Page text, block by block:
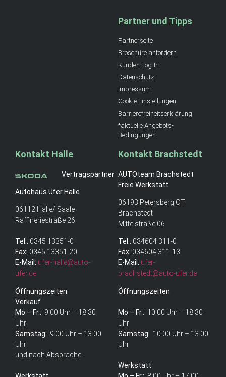
Partner und Tipps
Partnerseite
Broschüre anfordern
Kunden Log-In
Datenschutz
Impressum
Cookie Einstellungen
Barrierefreiheitserklärung
*aktuelle Angebots-
Bedingungen
Kontakt Halle
Vertragspartner
Autohaus Ufer Halle
06112 Halle/ Saale
Raffineriestraße 26
Tel.: 0345 13351-0
Fax: 0345 13351-20
E-Mail: ufer-halle@auto-
ufer.de
Öffnungszeiten
Verkauf
Mo – Fr.: 9.00 Uhr – 18.30
Uhr
Samstag: 9.00 Uhr – 13.00
Uhr
und nach Absprache
Kontakt Brachstedt
AUTOteam Brachstedt
Freie Werkstatt
06193 Petersberg OT
Brachstedt
Mittelstraße 06
Tel.: 034604 311-0
Fax: 034604 311-13
E-Mail: ufer-
brachstedt@auto-ufer.de
Öffnungszeiten
Mo – Fr.: 10.00 Uhr – 18.30
Uhr
Samstag: 10.00 Uhr – 13.00
Uhr
Werkstatt